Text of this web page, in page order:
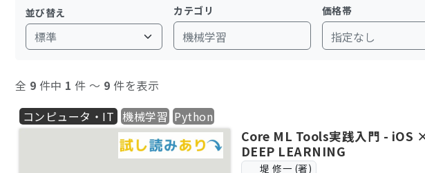
並び替え カテゴリ
機械学習
価格帯
指定なし
全 9 件中 1 件 〜 9 件を表示
コンピュータ・IT 機械学習 Python
Core ML Tools実践入門 - iOS
DEEP LEARNING
堤 修一 (著)